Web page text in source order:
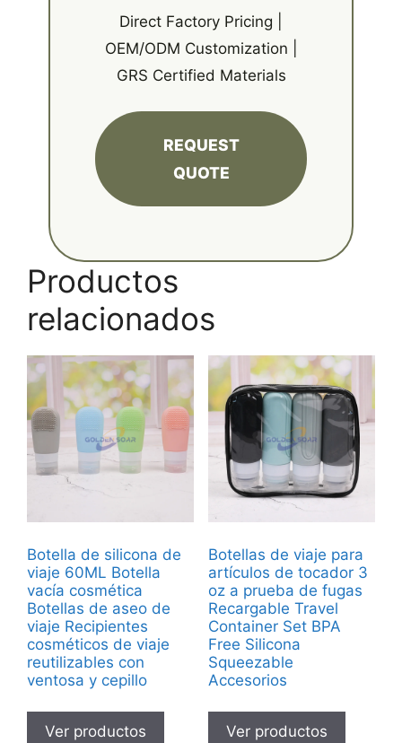
Direct Factory Pricing |
OEM/ODM Customization |
GRS Certified Materials
REQUEST
QUOTE
Productos
relacionados
Botella de silicona de
viaje 60ML Botella
vacía cosmética
Botellas de aseo de
viaje Recipientes
cosméticos de viaje
reutilizables con
ventosa y cepillo
Ver productos
Botellas de viaje para
artículos de tocador 3
oz a prueba de fugas
Recargable Travel
Container Set BPA
Free Silicona
Squeezable
Accesorios
Ver productos